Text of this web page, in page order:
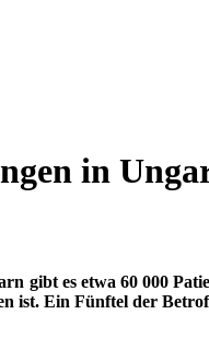
in
gibt es etwa 60 000
ist. Ein Fünftel der